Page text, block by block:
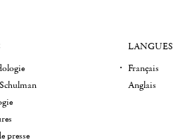
presse
LANGUES
Français
Anglais